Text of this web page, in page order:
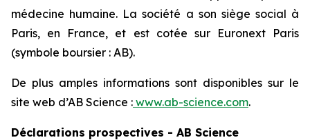
médecine humaine. La société a son siège social à
Paris, en France, et est cotée sur Euronext Paris
(symbole boursier : AB).
De plus amples informations sont disponibles sur le
site web d’AB Science : www.ab-science.com.
Déclarations prospectives - AB Science